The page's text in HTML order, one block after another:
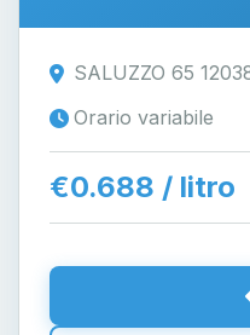
SALUZZO 65
Orario variabile
€0.688 / litro